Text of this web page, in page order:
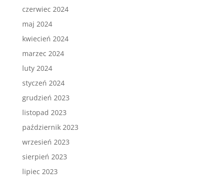
czerwiec 2024
maj 2024
kwiecień 2024
marzec 2024
luty 2024
styczeń 2024
grudzień 2023
listopad 2023
październik 2023
wrzesień 2023
sierpień 2023
lipiec 2023